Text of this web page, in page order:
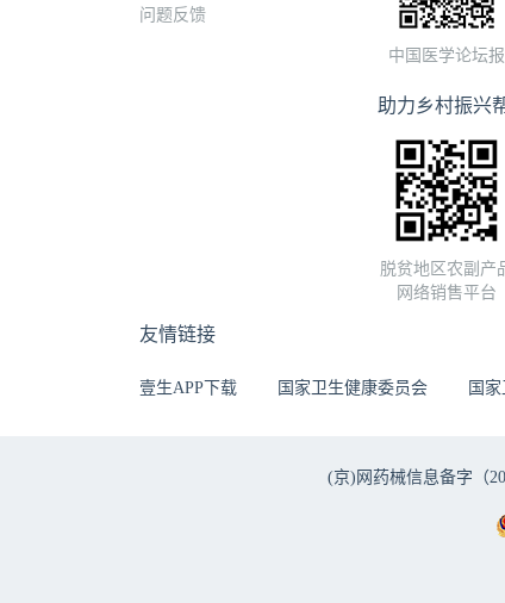
问题反馈
中国医学论坛报
助力乡村振兴
脱贫地区农副产
网络销售平台
友情链接
壹生APP下载 国家卫生健康委员会 国
(京)网药械信息备字（